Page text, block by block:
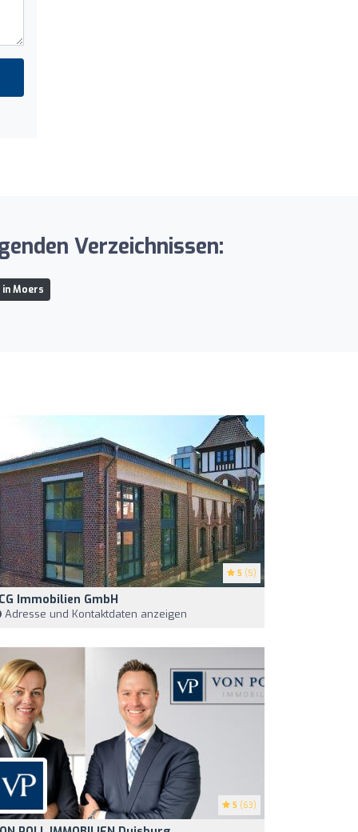
Verzeichnissen:
in Moers
5 (5)
Immobilien GmbH
Adresse und Kontaktdaten anzeigen
5 (63)